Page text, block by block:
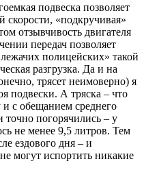
подвеска позволяет
скорости, «подкручивая»
отзывчивость двигателя
передач позволяет
полицейских» такой
разгрузка. Да и на
трясет неимоверно) я
подвески. А тряска – что
с обещанием среднего
точно погорячились – у
не менее 9,5 литров. Тем
ездового дня – и
могут испортить никакие